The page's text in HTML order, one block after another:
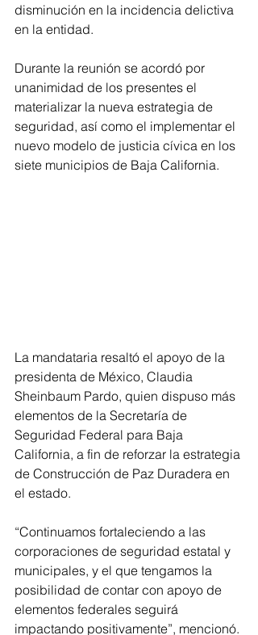
disminución en la incidencia delictiva
en la entidad.
Durante la reunión se acordó por
unanimidad de los presentes el
materializar la nueva estrategia de
seguridad, así como el implementar el
nuevo modelo de justicia cívica en los
siete municipios de Baja California.
La mandataria resaltó el apoyo de la
presidenta de México, Claudia
Sheinbaum Pardo, quien dispuso más
elementos de la Secretaría de
Seguridad Federal para Baja
California, a fin de reforzar la estrategia
de Construcción de Paz Duradera en
el estado.
“Continuamos fortaleciendo a las
corporaciones de seguridad estatal y
municipales, y el que tengamos la
posibilidad de contar con apoyo de
elementos federales seguirá
impactando positivamente”, mencionó.